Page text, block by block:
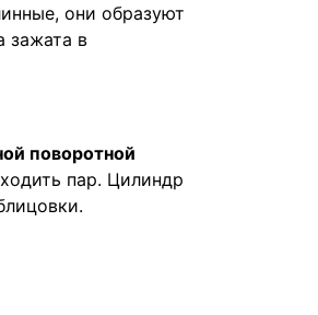
они образуют
зажата в
поворотной
пар. Цилиндр